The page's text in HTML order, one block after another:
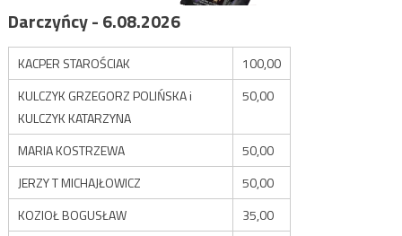
Darczyńcy - 6.08.2026
KACPER STAROŚCIAK
100,00
KULCZYK GRZEGORZ POLIŃSKA i
KULCZYK KATARZYNA
50,00
MARIA KOSTRZEWA
50,00
JERZY T MICHAJŁOWICZ
50,00
KOZIOŁ BOGUSŁAW
35,00